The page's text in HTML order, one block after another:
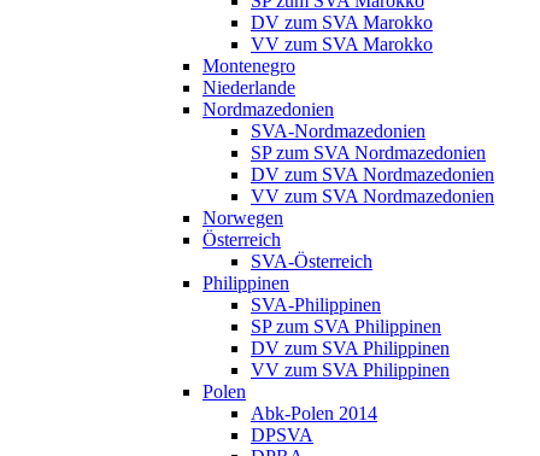
DV zum SVA Marokko
VV zum SVA Marokko
Montenegro
Niederlande
Nordmazedonien
SVA-Nordmazedonien
SP zum SVA Nordmazedonien
DV zum SVA Nordmazedonien
VV zum SVA Nordmazedonien
Norwegen
Österreich
SVA-Österreich
Philippinen
SVA-Philippinen
SP zum SVA Philippinen
DV zum SVA Philippinen
VV zum SVA Philippinen
Polen
Abk-Polen 2014
DPSVA